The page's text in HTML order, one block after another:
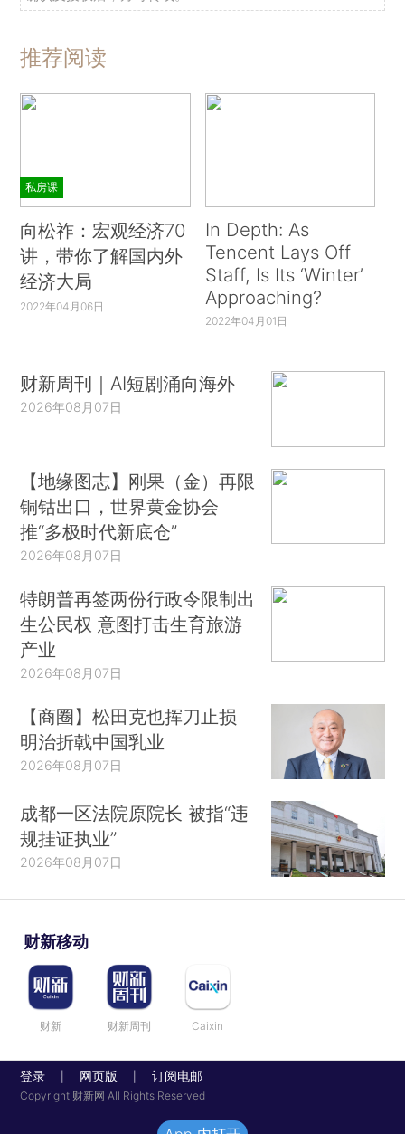
推荐阅读
私房课
向松祚：宏观经济70
讲，带你了解国内外
经济大局
2022年04月06日
In Depth: As
Tencent Lays Off
Staff, Is Its ‘Winter’
Approaching?
2022年04月01日
财新周刊｜AI短剧涌向海外
2026年08月07日
【地缘图志】刚果（金）再限
铜钴出口，世界黄金协会
推“多极时代新底仓”
2026年08月07日
特朗普再签两份行政令限制出
生公民权 意图打击生育旅游
产业
2026年08月07日
【商圈】松田克也挥刀止损
明治折戟中国乳业
2026年08月07日
成都一区法院原院长 被指“违
规挂证执业”
2026年08月07日
财新移动
财新 财新周刊 Caixin
登录 网页版 订阅电邮
Copyright 财新网 All Rights Reserved